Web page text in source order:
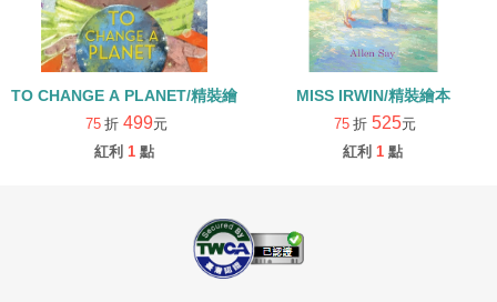
TO CHANGE A PLANET/精裝繪本
75 折 499元
紅利 1 點
MISS IRWIN/精裝繪本
75 折 525元
紅利 1 點